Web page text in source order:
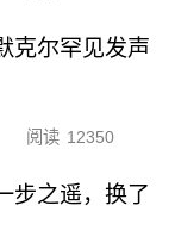
克尔罕见发声
阅读 12350
步之遥，换了